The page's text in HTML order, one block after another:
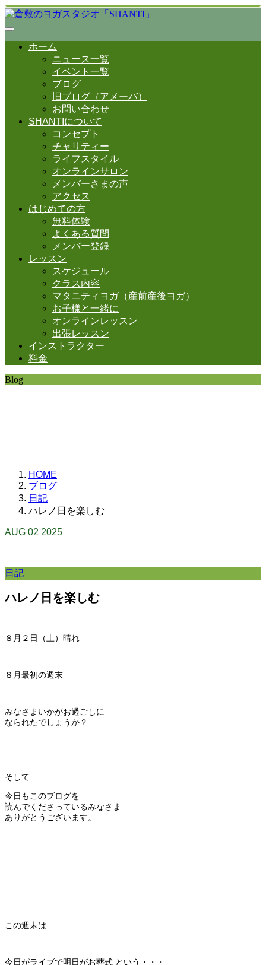
ホーム
ニュース一覧
イベント一覧
ブログ
旧ブログ（アメーバ）
お問い合わせ
SHANTIについて
コンセプト
チャリティー
ライフスタイル
オンラインサロン
メンバーさまの声
アクセス
はじめての方
無料体験
よくある質問
メンバー登録
レッスン
スケジュール
クラス内容
マタニティヨガ（産前産後ヨガ）
お子様と一緒に
オンラインレッスン
出張レッスン
インストラクター
料金
Blog
HOME
ブログ
日記
ハレノ日を楽しむ
AUG 02 2025
日記
ハレノ日を楽しむ
８月２日（土）晴れ
８月最初の週末
みなさまいかがお過ごしに
なられたでしょうか？
そして
今日もこのブログを
読んでくださっているみなさま
ありがとうございます。
この週末は
今日がライブで明日がお葬式 という・・・